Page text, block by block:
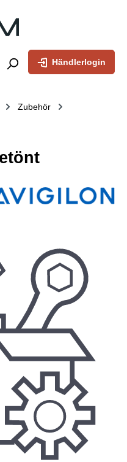
Händlerlogin
Zubehör